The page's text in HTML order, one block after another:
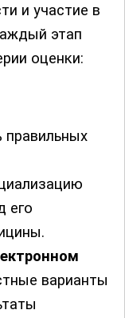
и участие в
этап
оценки:
правильных
его
варианты